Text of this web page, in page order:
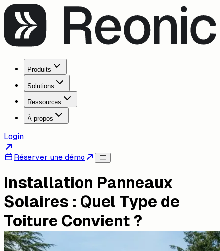
Produits
Solutions
Ressources
À propos
Login
Réserver une démo
Installation Panneaux
Solaires : Quel Type de
Toiture Convient ?